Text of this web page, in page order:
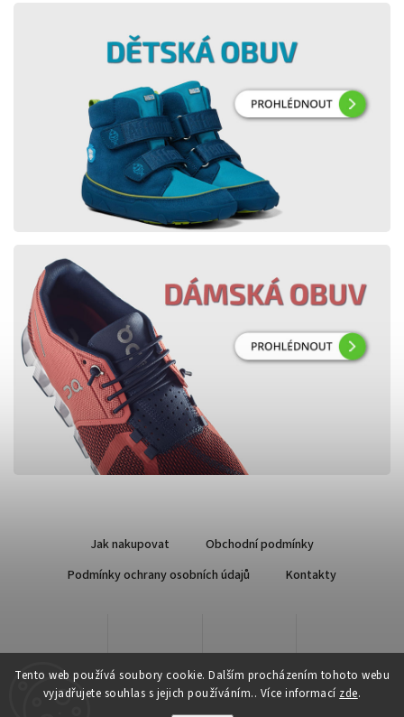
Tento web používá soubory cookie. Dalším procházením tohoto webu
vyjadřujete souhlas s jejich používáním.. Více informací zde.
Jak nakupovat
Obchodní podmínky
Podmínky ochrany osobních údajů
Kontakty